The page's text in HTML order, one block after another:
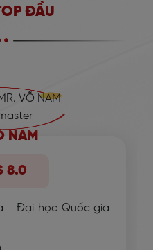
ĐẦU
NAM
8.0
- Đại học Quốc gia